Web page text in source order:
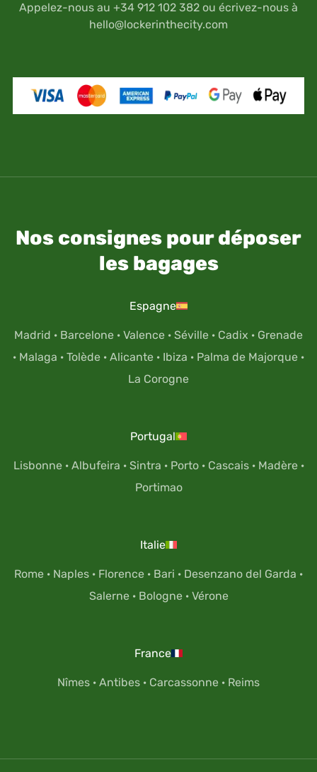
N'oubliez pas que votre documentation de
voyage et personnelle (passeport, permis de
Appelez-nous au +34 912 102 382 ou écrivez-nous à
hello@lockerinthecity.com
Nos consignes pour déposer
les bagages
Espagne
Madrid · Barcelone · Valence · Séville · Cadix · Grenade
· Malaga · Tolède · Alicante · Ibiza · Palma de Majorque ·
La Corogne
Portugal
Lisbonne· Albufeira · Sintra · Porto· Cascais· Madère·
Portimao
Italie
Rome · Naples · Florence · Bari · Desenzano del Garda ·
Salerne· Bologne· Vérone
France
Nîmes · Antibes · Carcassonne · Reims